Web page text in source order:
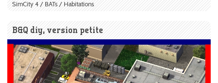
SimCity 4 / BATs / Habitations
B&Q diy, version petite